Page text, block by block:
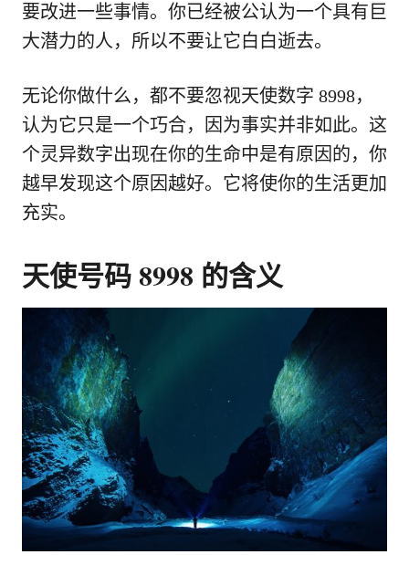
要改进一些事情。你已经被公认为一个具有巨
大潜力的人，所以不要让它白白逝去。
无论你做什么，都不要忽视天使数字 8998，
认为它只是一个巧合，因为事实并非如此。这
个灵异数字出现在你的生命中是有原因的，你
越早发现这个原因越好。它将使你的生活更加
充实。
天使号码 8998 的含义